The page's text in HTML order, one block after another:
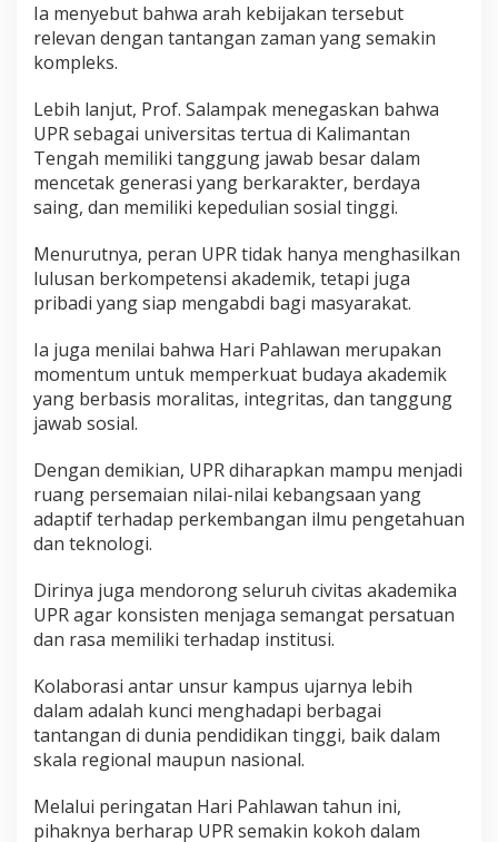
Ia menyebut bahwa arah kebijakan tersebut
relevan dengan tantangan zaman yang semakin
kompleks.
Lebih lanjut, Prof. Salampak menegaskan bahwa
UPR sebagai universitas tertua di Kalimantan
Tengah memiliki tanggung jawab besar dalam
mencetak generasi yang berkarakter, berdaya
saing, dan memiliki kepedulian sosial tinggi.
Menurutnya, peran UPR tidak hanya menghasilkan
lulusan berkompetensi akademik, tetapi juga
pribadi yang siap mengabdi bagi masyarakat.
Ia juga menilai bahwa Hari Pahlawan merupakan
momentum untuk memperkuat budaya akademik
yang berbasis moralitas, integritas, dan tanggung
jawab sosial.
Dengan demikian, UPR diharapkan mampu menjadi
ruang persemaian nilai-nilai kebangsaan yang
adaptif terhadap perkembangan ilmu pengetahuan
dan teknologi.
Dirinya juga mendorong seluruh civitas akademika
UPR agar konsisten menjaga semangat persatuan
dan rasa memiliki terhadap institusi.
Kolaborasi antar unsur kampus ujarnya lebih
dalam adalah kunci menghadapi berbagai
tantangan di dunia pendidikan tinggi, baik dalam
skala regional maupun nasional.
Melalui peringatan Hari Pahlawan tahun ini,
pihaknya berharap UPR semakin kokoh dalam